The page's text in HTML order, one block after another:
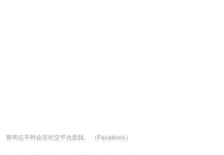
黄明志不时会在社交平台恶搞。 （Facebook）